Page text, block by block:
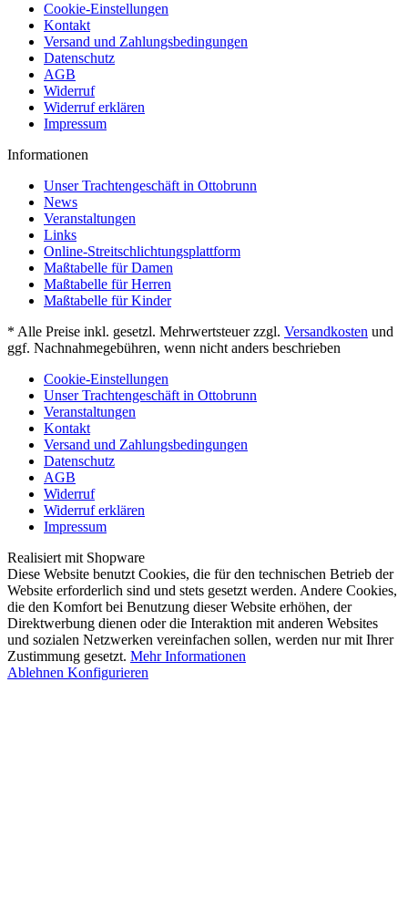
Cookie-Einstellungen
Kontakt
Versand und Zahlungsbedingungen
Datenschutz
AGB
Widerruf
Widerruf erklären
Impressum
Informationen
Unser Trachtengeschäft in Ottobrunn
News
Veranstaltungen
Links
Online-Streitschlichtungsplattform
Maßtabelle für Damen
Maßtabelle für Herren
Maßtabelle für Kinder
* Alle Preise inkl. gesetzl. Mehrwertsteuer zzgl. Versandkosten und
ggf. Nachnahmegebühren, wenn nicht anders beschrieben
Cookie-Einstellungen
Unser Trachtengeschäft in Ottobrunn
Veranstaltungen
Kontakt
Versand und Zahlungsbedingungen
Datenschutz
AGB
Widerruf
Widerruf erklären
Impressum
Realisiert mit Shopware
Diese Website benutzt Cookies, die für den technischen Betrieb der
Website erforderlich sind und stets gesetzt werden. Andere Cookies,
die den Komfort bei Benutzung dieser Website erhöhen, der
Direktwerbung dienen oder die Interaktion mit anderen Websites
und sozialen Netzwerken vereinfachen sollen, werden nur mit Ihrer
Zustimmung gesetzt. Mehr Informationen
Ablehnen Konfigurieren